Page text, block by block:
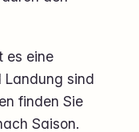
es eine
Landung sind
finden Sie
Saison.